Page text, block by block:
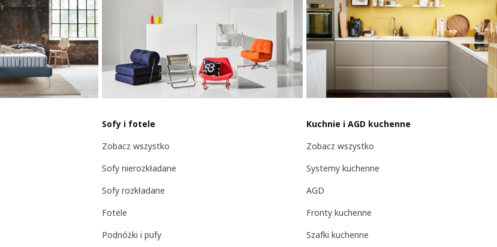
Sofy i fotele
Zobacz wszystko
Sofy nierozkładane
Sofy rozkładane
Fotele
Podnóżki i pufy
Kuchnie i AGD kuchenne
Zobacz wszystko
Systemy kuchenne
AGD
Fronty kuchenne
Szafki kuchenne